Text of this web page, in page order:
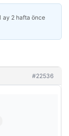
ay 2 hafta önce
#22536